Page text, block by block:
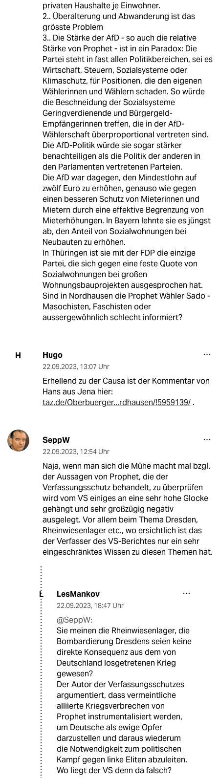
privaten Haushalte je Einwohner.
2.. Überalterung und Abwanderung ist das
grösste Problem
3.. Die Stärke der AfD - so auch die relative
Stärke von Prophet - ist in ein Paradox: Die
Partei steht in fast allen Politikbereichen, sei es
Wirtschaft, Steuern, Sozialsysteme oder
Klimaschutz, für Positionen, die den eigenen
Wählerinnen und Wählern schaden. So würde
die Beschneidung der Sozialsysteme
Geringverdienende und Bürgergeld-
Empfängerinnen treffen, die in der AfD-
Wählerschaft überproportional vertreten sind.
Die AfD-Politik würde sie sogar stärker
benachteiligen als die Politik der anderen in
den Parlamenten vertretenen Parteien.
Die AfD war dagegen, den Mindestlohn auf
zwölf Euro zu erhöhen, genauso wie gegen
einen besseren Schutz von Mieterinnen und
Mietern durch eine effektive Begrenzung von
Mieterhöhungen. In Bayern lehnte sie es jüngst
ab, den Anteil von Sozialwohnungen bei
Neubauten zu erhöhen.
In Thüringen ist sie mit der FDP die einzige
Partei, die sich gegen eine feste Quote von
Sozialwohnungen bei großen
Wohnungsbauprojekten ausgesprochen hat.
Sind in Nordhausen die Prophet Wähler Sado -
Masochisten, Faschisten oder
aussergewöhnlich schlecht informiert?
H Hugo
22.09.2023, 13:07 Uhr
Erhellend zu der Causa ist der Kommentar von
Hans aus Jena hier:
taz.de/Oberbuerger...rdhausen/!5959139/.
SeppW
22.09.2023, 12:54 Uhr
Naja, wenn man sich die Mühe macht mal bzgl.
der Aussagen von Prophet, die der
Verfassungsschutz behandelt, zu überprüfen
wird vom VS einiges an eine sehr hohe Glocke
gehängt und sehr großzügig negativ
ausgelegt. Vor allem beim Thema Dresden,
Rheinwiesenlager etc., wo ersichtlich ist das
der Verfasser des VS-Berichtes nur ein sehr
eingeschränktes Wissen zu diesen Themen hat.
L LesMankov
22.09.2023, 18:47 Uhr
@SeppW:
Sie meinen die Rheinwiesenlager, die
Bombardierung Dresdens seien keine
direkte Konsequenz aus dem von
Deutschland losgetretenen Krieg
gewesen?
Der Autor der Verfassungsschutzes
argumentiert, dass vermeintliche
alliierte Kriegsverbrechen von
Prophet instrumentalisiert werden,
um Deutsche als ewige Opfer
darzustellen und daraus wiederum
die Notwendigkeit zum politischen
Kampf gegen linke Eliten abzuleiten.
Wo liegt der VS denn da falsch?